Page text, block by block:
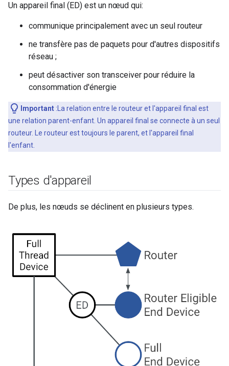
Un appareil final (ED) est un nœud qui:
communique principalement avec un seul routeur
ne transfère pas de paquets pour d'autres dispositifs
réseau ;
peut désactiver son transceiver pour réduire la
consommation d'énergie
Important :La relation entre le routeur et l'appareil final est
une relation parent-enfant. Un appareil final se connecte à un seul
routeur. Le routeur est toujours le parent, et l'appareil final
l'enfant.
Types d'appareil
De plus, les nœuds se déclinent en plusieurs types.